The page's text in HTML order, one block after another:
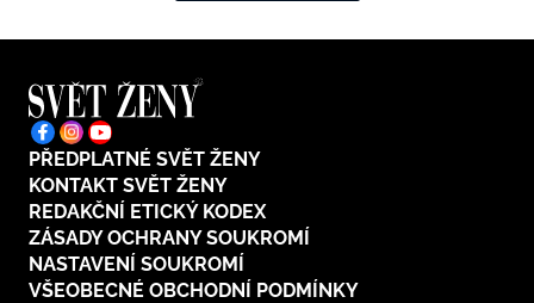
PŘEDPLATNÉ SVĚT ŽENY
KONTAKT SVĚT ŽENY
REDAKČNÍ ETICKÝ KODEX
ZÁSADY OCHRANY SOUKROMÍ
NASTAVENÍ SOUKROMÍ
VŠEOBECNÉ OBCHODNÍ PODMÍNKY